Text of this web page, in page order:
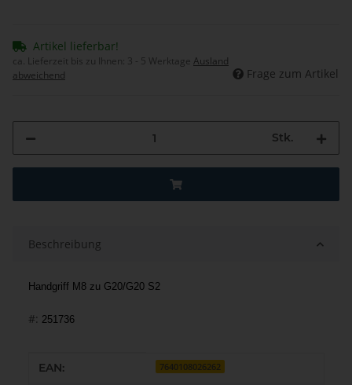
Artikel lieferbar!
ca. Lieferzeit bis zu Ihnen: 3 - 5 Werktage Ausland
abweichend
Frage zum Artikel
Stk.
Beschreibung
Handgriff M8 zu G20/G20 S2
#: 251736
Produkteigenschaft
Wert
EAN: 7640108026262